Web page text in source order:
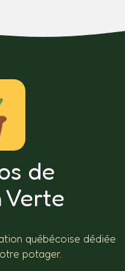
de
Verte
québécoise dédiée
potager.